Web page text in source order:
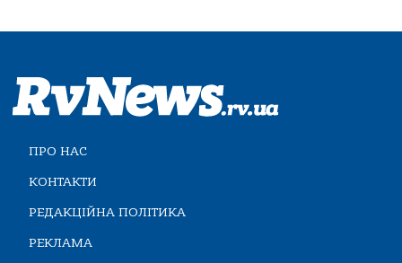
ПРО НАС
КОНТАКТИ
РЕДАКЦІЙНА ПОЛІТИКА
РЕКЛАМА